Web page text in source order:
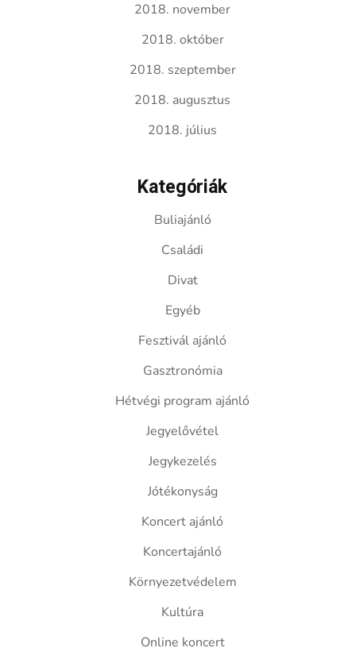
2018. november
2018. október
2018. szeptember
2018. augusztus
2018. július
Kategóriák
Buliajánló
Családi
Divat
Egyéb
Fesztivál ajánló
Gasztronómia
Hétvégi program ajánló
Jegyelővétel
Jegykezelés
Jótékonyság
Koncert ajánló
Koncertajánló
Környezetvédelem
Kultúra
Online koncert